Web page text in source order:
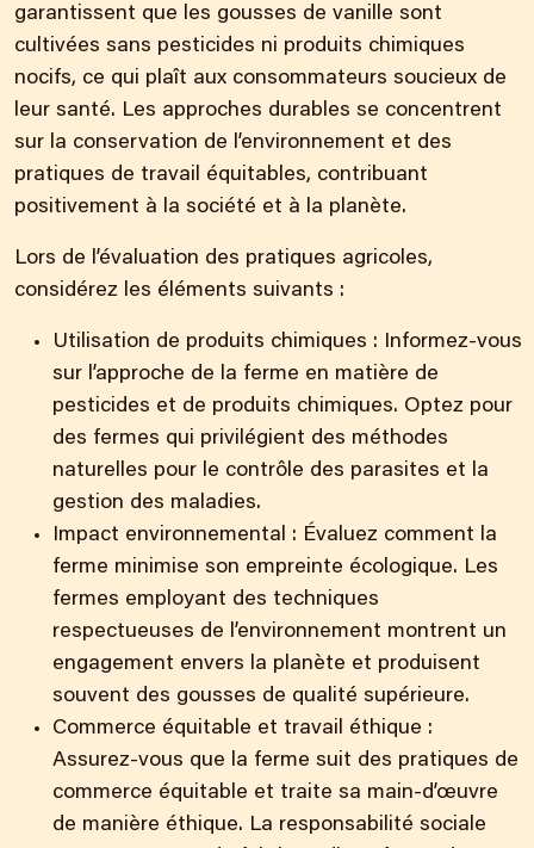
garantissent que les gousses de vanille sont
cultivées sans pesticides ni produits chimiques
nocifs, ce qui plaît aux consommateurs soucieux de
leur santé. Les approches durables se concentrent
sur la conservation de l’environnement et des
pratiques de travail équitables, contribuant
positivement à la société et à la planète.
Lors de l’évaluation des pratiques agricoles,
considérez les éléments suivants :
Utilisation de produits chimiques : Informez-vous
sur l’approche de la ferme en matière de
pesticides et de produits chimiques. Optez pour
des fermes qui privilégient des méthodes
naturelles pour le contrôle des parasites et la
gestion des maladies.
Impact environnemental : Évaluez comment la
ferme minimise son empreinte écologique. Les
fermes employant des techniques
respectueuses de l’environnement montrent un
engagement envers la planète et produisent
souvent des gousses de qualité supérieure.
Commerce équitable et travail éthique :
Assurez-vous que la ferme suit des pratiques de
commerce équitable et traite sa main-d’œuvre
de manière éthique. La responsabilité sociale